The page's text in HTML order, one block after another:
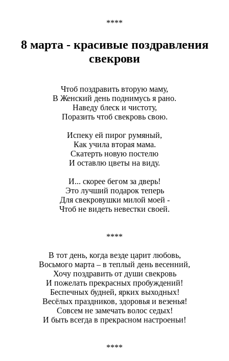
****
8 марта - красивые поздравления
свекрови
Чтоб поздравить вторую маму,
В Женский день поднимусь я рано.
Наведу блеск и чистоту,
Поразить чтоб свекровь свою.
Испеку ей пирог румяный,
Как учила вторая мама.
Скатерть новую постелю
И оставлю цветы на виду.
И... скорее бегом за дверь!
Это лучший подарок теперь
Для свекровушки милой моей -
Чтоб не видеть невестки своей.
****
В тот день, когда везде царит любовь,
Восьмого марта – в теплый день весенний,
Хочу поздравить от души свекровь
И пожелать прекрасных пробуждений!
Беспечных будней, ярких выходных!
Весёлых праздников, здоровья и везенья!
Совсем не замечать волос седых!
И быть всегда в прекрасном настроеньи!
****